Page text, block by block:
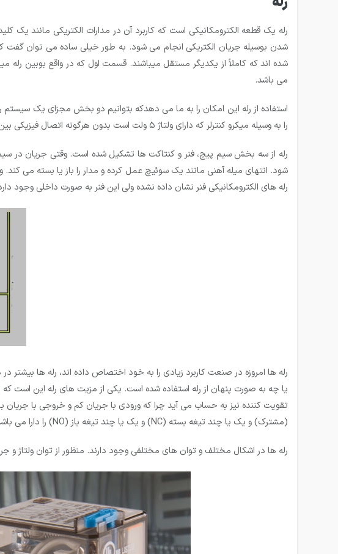
رله یک قطعه الکترومکانیکی است که کاربرد آن در مدارات الکتریکی مانند یک
شدن بوسیله جریان الکتریکی انجام می شود. به طور خیلی ساده می ­توان گفت
شده ­اند که کاملاً از یکدیگر مستقل می­باشند. قسمت اول که در واقع بوبین
می ­باشد.
را به وسیله میکرو کنترلر که دارای ولتاژ ۵ ولت است بدون هرگونه اتصال فیزیکی بین آنها راه اندازی کنیم.
رله از سه بخش سیم پیچ، فنر و کنتاکت ها تشکیل شده است. وقتی جریان
شود. انتهای میله آهنی مانند یک سوئیچ عمل کرده و مدار را باز یا بسته می
رله های الکترومکانیکی فنر نشان داده نشده ولی این فنر به صورت داخلی وجود
رله ها امروزه در صنعت کاربرد زیادی را به خود اختصاص داده اند، رله ­ها بیشتر
یا چه به صورت پنهان از رله استفاده شده است. یکی از مزیت­ های رله این است که
(مشترک) و یک یا چند تیغه بسته (NC) و یک یا چند تیغه باز (NO) را دارا می باشند.
رله ها در اشکال مختلف و توان های مختلفی وجود دارند. منظور از توان ولتاژ